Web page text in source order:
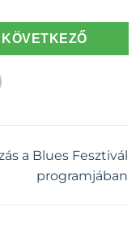
KÖVETKEZŐ
a Blues Fesztivál
programjában